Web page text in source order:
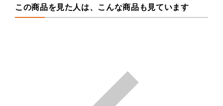
この商品を見た人は、こんな商品も見ています